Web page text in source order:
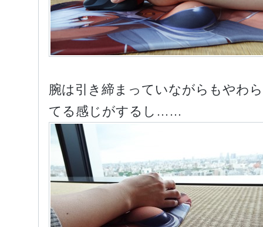
腕は引き締まっていながらもやわ
てる感じがするし……